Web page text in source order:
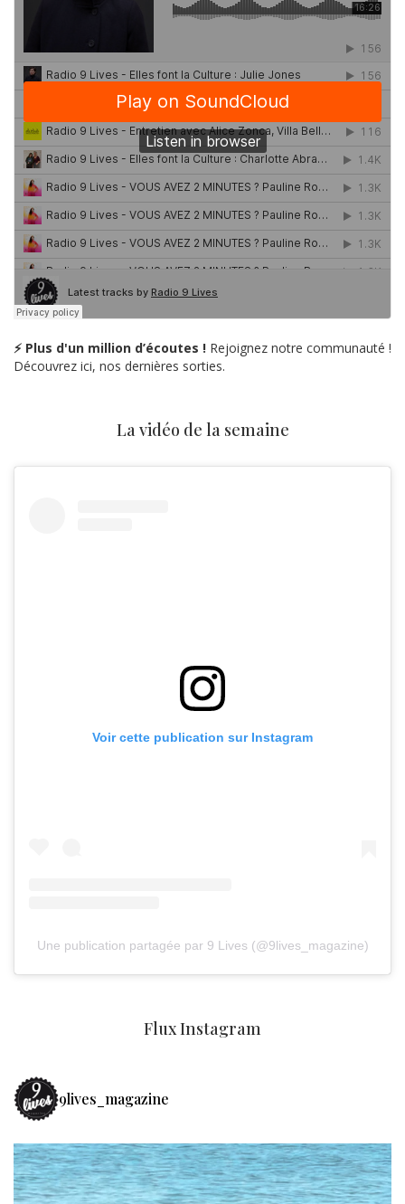
⚡ Plus d'un million d’écoutes ! Rejoignez notre communauté !
Découvrez ici, nos dernières sorties.
La vidéo de la semaine
Voir cette publication sur Instagram
Une publication partagée par 9 Lives (@9lives_magazine)
Flux Instagram
9lives_magazine